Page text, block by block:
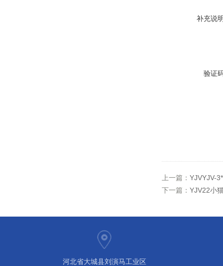
补充说
验证
上一篇： YJVYJV-
下一篇： YJV22小
河北省大城县刘演马工业区